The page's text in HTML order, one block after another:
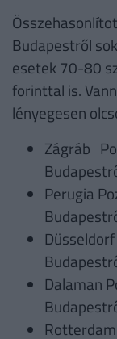
Budapestről
esetek 70-80
forinttal is.
lényegesen
Zágráb
Perugia
Dalaman